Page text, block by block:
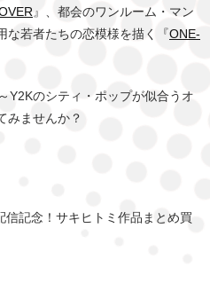
』、都会のワンルーム・マン
な若者たちの恋模様を描く『ONE-
Y2Kのシティ・ポップが似合うオ
みませんか？
信記念！サキヒトミ作品まとめ買